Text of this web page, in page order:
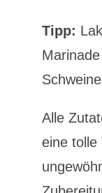
Tipp:
Alle
eine tolle